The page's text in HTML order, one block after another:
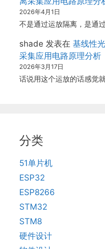
2026年4月1日
不是通过运放隔离，是通
shade 发表在 基线性
采集应用电路原理分析
2026年3月17日
话说用这个运放的话感觉
分类
51单片机
ESP32
ESP8266
STM32
STM8
硬件设计